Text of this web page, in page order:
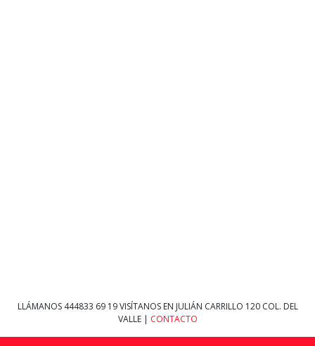
LLÁMANOS 444833 69 19VISÍTANOS EN JULIÁN CARRILLO 120 COL. DEL
VALLE | CONTACTO